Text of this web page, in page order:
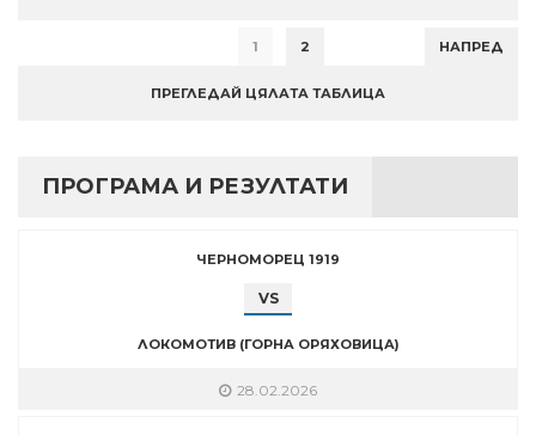
1 2 НАПРЕД
ПРЕГЛЕДАЙ ЦЯЛАТА ТАБЛИЦА
ПРОГРАМА И РЕЗУЛТАТИ
ЧЕРНОМОРЕЦ 1919
VS
ЛОКОМОТИВ (ГОРНА ОРЯХОВИЦА)
28.02.2026